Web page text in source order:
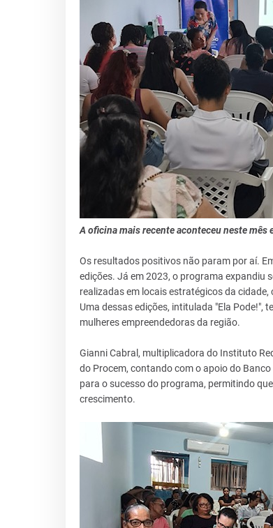
A oficina mais recente aconteceu neste mês
Os resultados positivos não param por aí.
edições. Já em 2023, o programa expandiu
realizadas em locais estratégicos da cidade,
Uma dessas edições, intitulada "Ela Pode!",
mulheres empreendedoras da região.
Gianni Cabral, multiplicadora do Instituto
do Procem, contando com o apoio do
para o sucesso do programa, permitindo
crescimento.